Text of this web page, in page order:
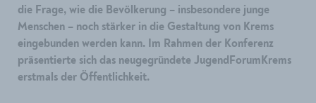
die Frage, wie die Bevölkerung – insbesondere junge
Menschen – noch stärker in die Gestaltung von Krems
eingebunden werden kann. Im Rahmen der Konferenz
präsentierte sich das neugegründete JugendForumKrems
erstmals der Öffentlichkeit.